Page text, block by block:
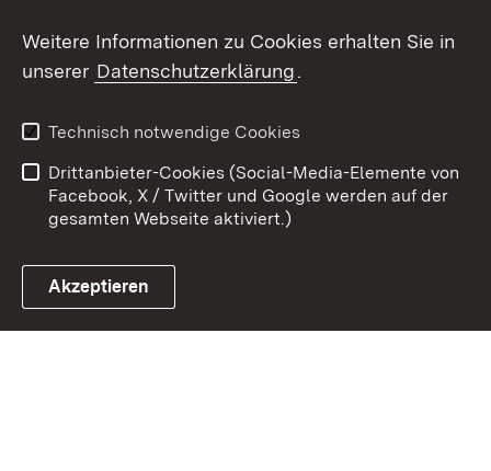
Link zum Landesportal
Kontakt
Datenschutz
Barrierefreiheit
Impressum
Cookies
Weitere Informationen zu Cookies erhalten Sie in
unserer Datenschutzerklärung.
Technisch notwendige Cookies
Drittanbieter-Cookies (Social-Media-Elemente von
Facebook, X / Twitter und Google werden auf der
gesamten Webseite aktiviert.)
Akzeptieren